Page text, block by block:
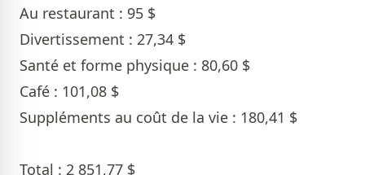
Au restaurant : 95 $
Divertissement : 27,34 $
Santé et forme physique : 80,60 $
Café : 101,08 $
Suppléments au coût de la vie : 180,41 $
Total : 2 851,77 $